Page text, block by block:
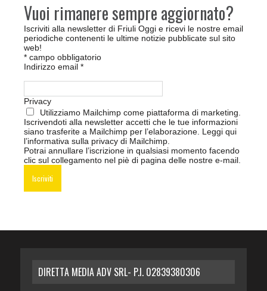
Vuoi rimanere sempre aggiornato?
Iscriviti alla newsletter di Friuli Oggi e ricevi le nostre email
periodiche contenenti le ultime notizie pubblicate sul sito
web!
* campo obbligatorio
Indirizzo email *
Privacy
Utilizziamo Mailchimp come piattaforma di marketing.
Iscrivendoti alla newsletter accetti che le tue informazioni
siano trasferite a Mailchimp per l’elaborazione. Leggi qui
l’informativa sulla privacy di Mailchimp
Potrai annullare l’iscrizione in qualsiasi momento facendo
clic sul collegamento nel piè di pagina delle nostre e-mail.
DIRETTA MEDIA ADV SRL- P.I. 02839380306